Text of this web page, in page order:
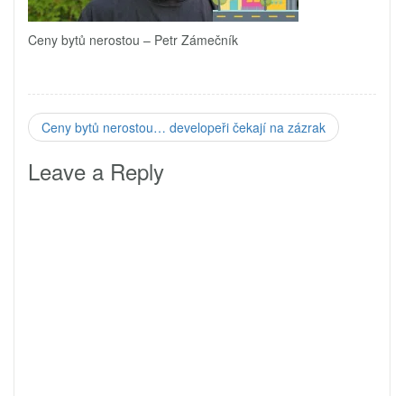
Ceny bytů nerostou – Petr Zámečník
Ceny bytů nerostou… developeři čekají na zázrak
Leave a Reply